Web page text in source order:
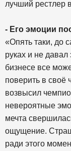
лучший рестлер
- Его эмоции
«Опять таки, до
руках и не
бизнесе все
поверить в своё
возвысил
невероятные
мечта
ощущение.
ради этого